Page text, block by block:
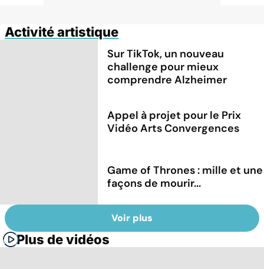
Activité artistique
Sur TikTok, un nouveau
challenge pour mieux
comprendre Alzheimer
Appel à projet pour le Prix
Vidéo Arts Convergences
Game of Thrones : mille et une
façons de mourir...
Voir plus
Plus de vidéos